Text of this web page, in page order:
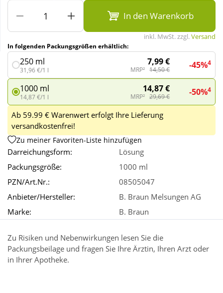
Tierbedarf
Wellness
In den Warenkorb
inkl. MwSt. zzgl.Versand
In folgenden Packungsgrößen erhältlich:
250 ml
31,96 €/1 l
7,99 €
MRP² 14,50 € -45%4
1000 ml
14,87 €/1 l
14,87 €
MRP² 29,69 € -50%4
Ab 59.99 € Warenwert erfolgt Ihre Lieferung
versandkostenfrei!
Zu meiner Favoriten-Liste hinzufügen
Darreichungsform:
Lösung
Packungsgröße:
1000 ml
PZN/Art.Nr.:
08505047
Anbieter/Hersteller:
B. Braun Melsungen AG
Marke:
B. Braun
Zu Risiken und Nebenwirkungen lesen Sie die
Packungsbeilage und fragen Sie Ihre Ärztin, Ihren Arzt oder
in Ihrer Apotheke.